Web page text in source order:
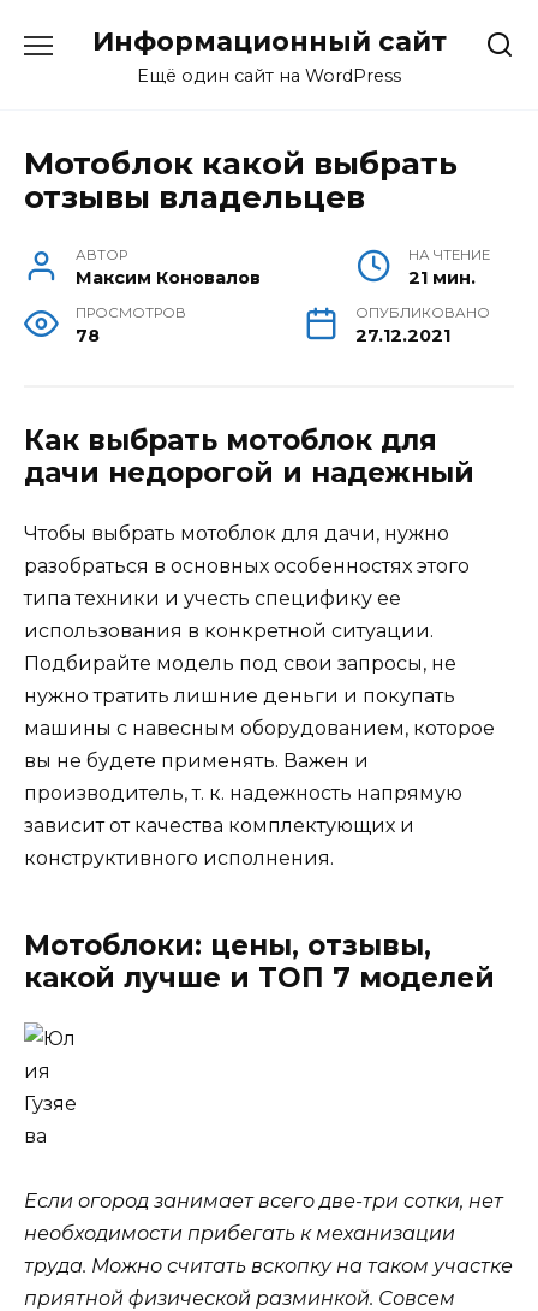
Информационный сайт
Ещё один сайт на WordPress
Мотоблок какой выбрать
отзывы владельцев
АВТОР
Максим Коновалов
НА ЧТЕНИЕ
21 мин.
ПРОСМОТРОВ
78
ОПУБЛИКОВАНО
27.12.2021
Как выбрать мотоблок для
дачи недорогой и надежный
Чтобы выбрать мотоблок для дачи, нужно
разобраться в основных особенностях этого
типа техники и учесть специфику ее
использования в конкретной ситуации.
Подбирайте модель под свои запросы, не
нужно тратить лишние деньги и покупать
машины с навесным оборудованием, которое
вы не будете применять. Важен и
производитель, т. к. надежность напрямую
зависит от качества комплектующих и
конструктивного исполнения.
Мотоблоки: цены, отзывы,
какой лучше и ТОП 7 моделей
Если огород занимает всего две-три сотки, нет
необходимости прибегать к механизации
труда. Можно считать вскопку на таком участке
приятной физической разминкой. Совсем